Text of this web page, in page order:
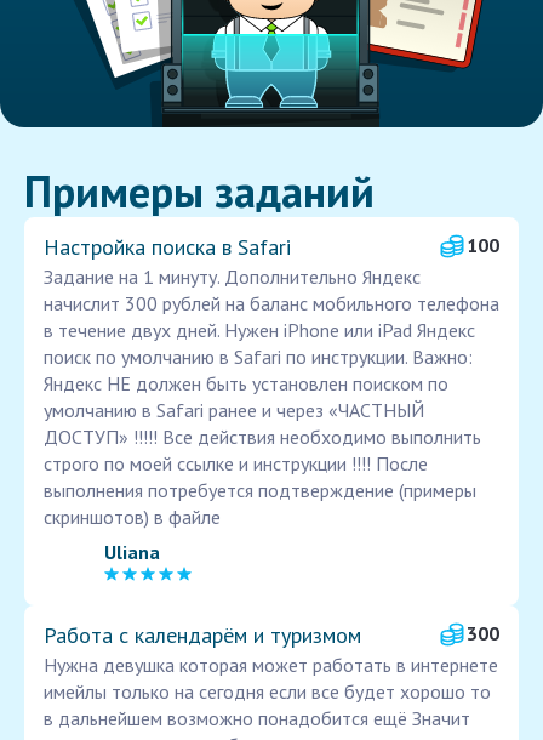
Примеры заданий
Настройка поиска в Safari
100
Задание на 1 минуту. Дополнительно Яндекс
начислит 300 рублей на баланс мобильного телефона
в течение двух дней. Нужен iPhone или iPad Яндекс
поиск по умолчанию в Safari по инструкции. Важно:
Яндекс НЕ должен быть установлен поиском по
умолчанию в Safari ранее и через «ЧАСТНЫЙ
ДОСТУП» !!!!! Все действия необходимо выполнить
строго по моей ссылке и инструкции !!!! После
выполнения потребуется подтверждение (примеры
скриншотов) в файле
Uliana
Работа с календарём и туризмом
300
Нужна девушка которая может работать в интернете
имейлы только на сегодня если все будет хорошо то
в дальнейшем возможно понадобится ещё Значит